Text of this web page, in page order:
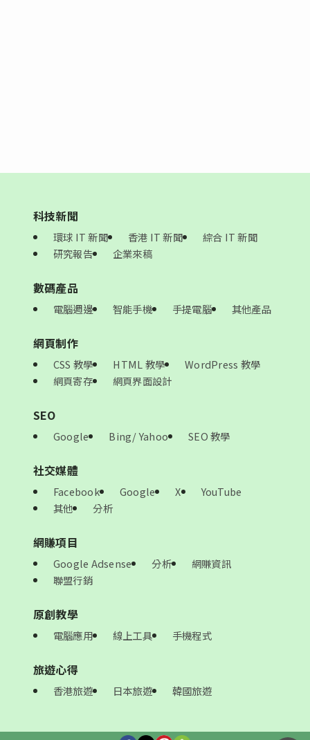
科技新聞
環球 IT 新聞 香港 IT 新聞
綜合 IT 新聞
研究報告
企業來稿
數碼產品
電腦週邊 智能手機 手提電腦 其他產品
網頁制作
CSS 教學 HTML 教學
WordPress 教學
網頁寄存
網頁界面設計
SEO
Google Bing/ Yahoo SEO 教學
社交媒體
Facebook Google X
YouTube
其他
分析
網賺項目
Google Adsense 分析
網賺資訊
聯盟行銷
原創教學
電腦應用 線上工具 手機程式
旅遊心得
香港旅遊 日本旅遊 韓國旅遊